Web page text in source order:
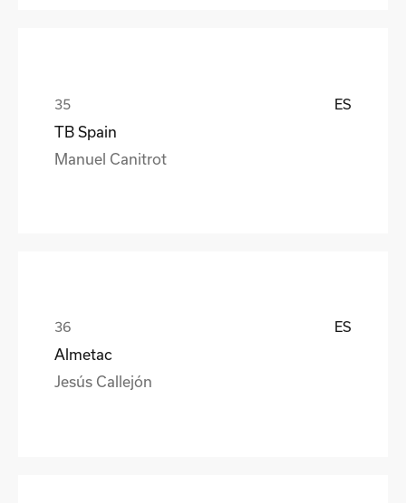
ES
TB Spain
Manuel Canitrot
ES
Almetac
Jesús Callejón